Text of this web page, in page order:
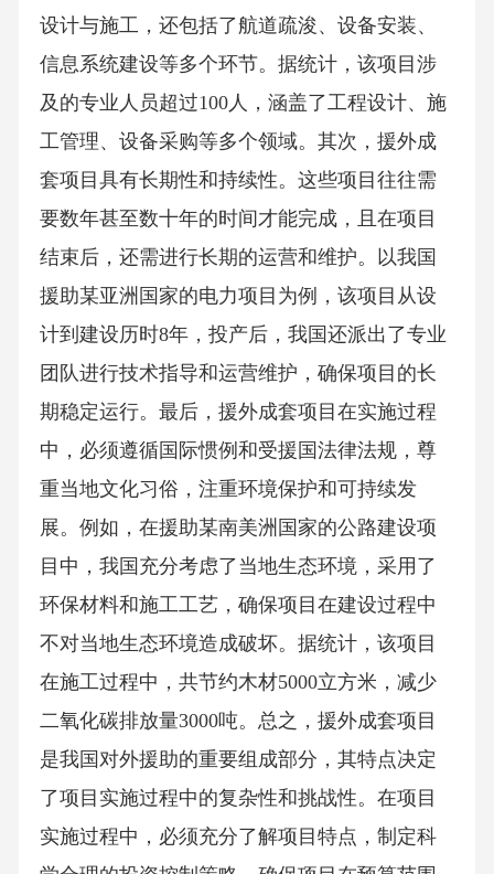
设计与施工，还包括了航道疏浚、设备安装、
信息系统建设等多个环节。据统计，该项目涉
及的专业人员超过100人，涵盖了工程设计、施
工管理、设备采购等多个领域。其次，援外成
套项目具有长期性和持续性。这些项目往往需
要数年甚至数十年的时间才能完成，且在项目
结束后，还需进行长期的运营和维护。以我国
援助某亚洲国家的电力项目为例，该项目从设
计到建设历时8年，投产后，我国还派出了专业
团队进行技术指导和运营维护，确保项目的长
期稳定运行。最后，援外成套项目在实施过程
中，必须遵循国际惯例和受援国法律法规，尊
重当地文化习俗，注重环境保护和可持续发
展。例如，在援助某南美洲国家的公路建设项
目中，我国充分考虑了当地生态环境，采用了
环保材料和施工工艺，确保项目在建设过程中
不对当地生态环境造成破坏。据统计，该项目
在施工过程中，共节约木材5000立方米，减少
二氧化碳排放量3000吨。总之，援外成套项目
是我国对外援助的重要组成部分，其特点决定
了项目实施过程中的复杂性和挑战性。在项目
实施过程中，必须充分了解项目特点，制定科